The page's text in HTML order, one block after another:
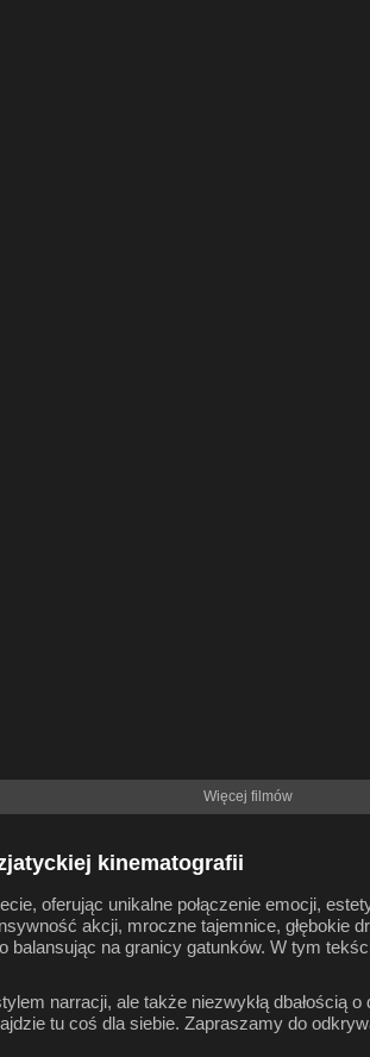
Więcej filmów
kinematografii
oferując unikalne połączenie emocji,
akcji, mroczne tajemnice, głębokie
na granicy gatunków. W tym
narracji, ale także niezwykłą
tu coś dla siebie. Zapraszamy do